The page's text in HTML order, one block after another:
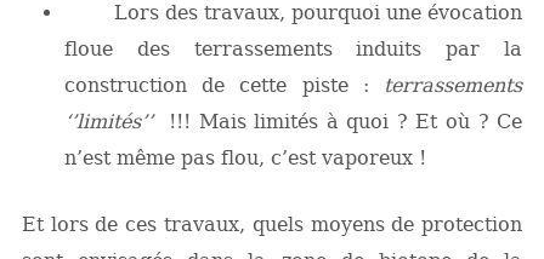
Lors des travaux, pourquoi une évocation
floue des terrassements induits par la
construction de cette piste :
terrassements
‘’limités’’!!! Mais limités à quoi ? Et où ? Ce
n’est même pas flou, c’est vaporeux !
Et lors de ces travaux, quels moyens de protection